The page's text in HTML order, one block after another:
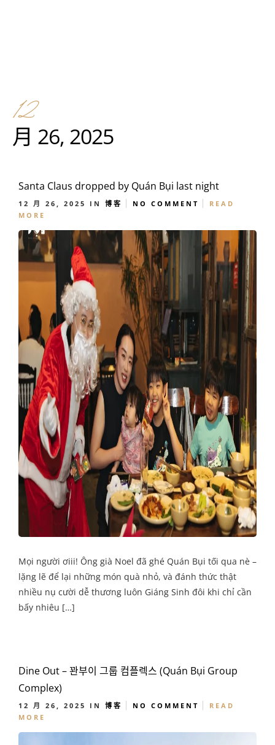
12
月 26, 2025
Santa Claus dropped by Quán Bụi last night
12 月 26, 2025 IN 博客 NO COMMENT
READ
MORE
Mọi người ơiii! Ông già Noel đã ghé Quán Bụi tối qua nè –
lặng lẽ để lại những món quà nhỏ, và đánh thức thật
nhiều nụ cười dễ thương luôn Giáng Sinh đôi khi chỉ cần
bấy nhiêu […]
Dine Out – 꽌부이 그룹 컴플렉스 (Quán Bụi Group
Complex)
12 月 26, 2025 IN 博客 NO COMMENT
READ
MORE